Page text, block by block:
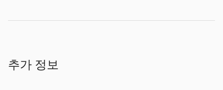
추가 정보